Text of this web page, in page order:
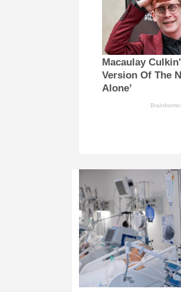
Macaulay
Version Of The
Alone’